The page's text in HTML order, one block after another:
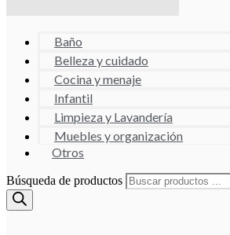
Baño
Belleza y cuidado
Cocina y menaje
Infantil
Limpieza y Lavandería
Muebles y organización
Otros
Búsqueda de productos